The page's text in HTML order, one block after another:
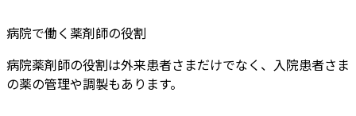
病院で働く薬剤師の役割
病院薬剤師の役割は外来患者さまだけでなく、入院患者さま
の薬の管理や調製もあります。